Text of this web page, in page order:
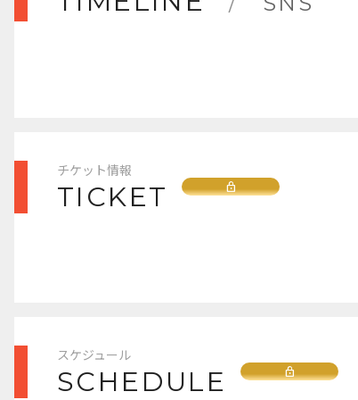
チケット情報
TICKET Lock
スケジュール
SCHEDULE Lock